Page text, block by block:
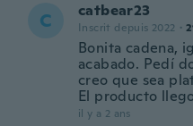
C catbear23
Inscrit depuis 2022 ·
Bonita cadena,
acabado. Pedí
creo que sea
El producto
il y a 2 ans